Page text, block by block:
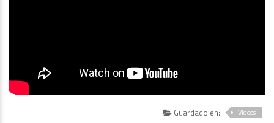
Guardado en: Videos